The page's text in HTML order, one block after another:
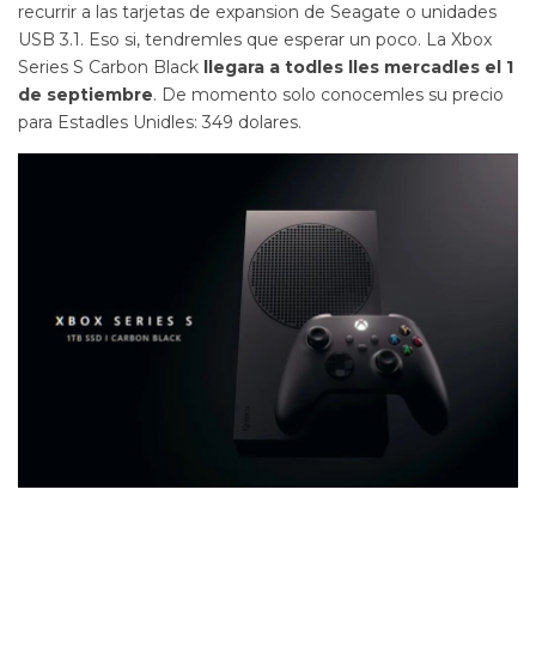
recurrir a las tarjetas de expansion de Seagate o unidades
USB 3.1. Eso si, tendremles que esperar un poco. La Xbox
Series S Carbon Black llegara a todles lles mercadles el 1
de septiembre. De momento solo conocemles su precio
para Estadles Unidles: 349 dolares.